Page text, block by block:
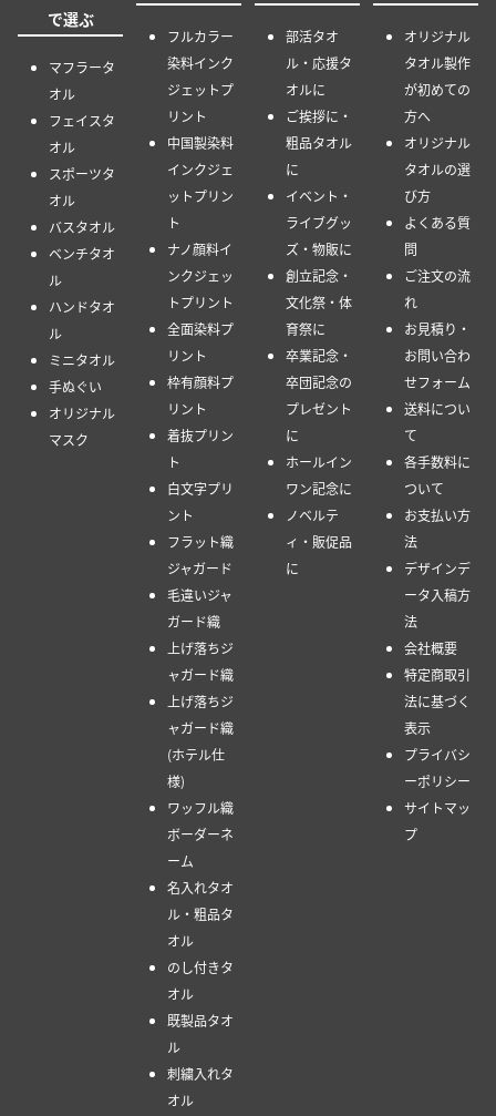
で選ぶ
マフラータ
オル
フェイスタ
オル
スポーツタ
オル
バスタオル
ベンチタオ
ル
ハンドタオ
ル
ミニタオル
手ぬぐい
オリジナル
マスク
フルカラー
染料インク
ジェットプ
リント
中国製染料
インクジェ
ットプリン
ト
ナノ顔料イ
ンクジェッ
トプリント
全面染料プ
リント
枠有顔料プ
リント
着抜プリン
ト
白文字プリ
ント
フラット織
ジャガード
毛違いジャ
ガード織
上げ落ちジ
ャガード織
上げ落ちジ
ャガード織
(ホテル仕
様)
ワッフル織
ボーダーネ
ーム
名入れタオ
ル・粗品タ
オル
のし付きタ
オル
既製品タオ
ル
刺繍入れタ
オル
部活タオ
ル・応援タ
オルに
ご挨拶に・
粗品タオル
に
イベント・
ライブグッ
ズ・物販に
創立記念・
文化祭・体
育祭に
卒業記念・
卒団記念の
プレゼント
に
ホールイン
ワン記念に
ノベルテ
ィ・販促品
に
オリジナル
タオル製作
が初めての
方へ
オリジナル
タオルの選
び方
よくある質
問
ご注文の流
れ
お見積り・
お問い合わ
せフォーム
送料につい
て
各手数料に
ついて
お支払い方
法
デザインデ
ータ入稿方
法
会社概要
特定商取引
法に基づく
表示
プライバシ
ーポリシー
サイトマッ
プ